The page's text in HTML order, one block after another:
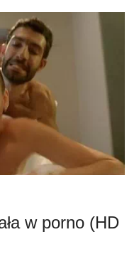
w porno (HD